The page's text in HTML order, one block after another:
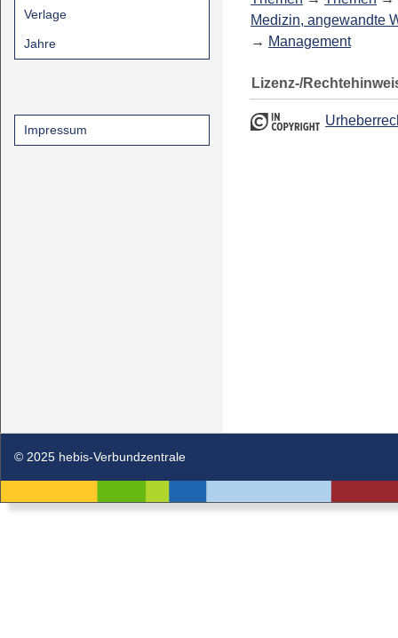
Verlage
Jahre
Impressum
Medizin, angewandte
→ Management
Lizenz-/
© 2025 hebis-Verbundzentrale